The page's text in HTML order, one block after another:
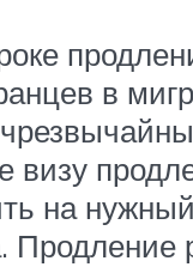
в
визу
на
Продление